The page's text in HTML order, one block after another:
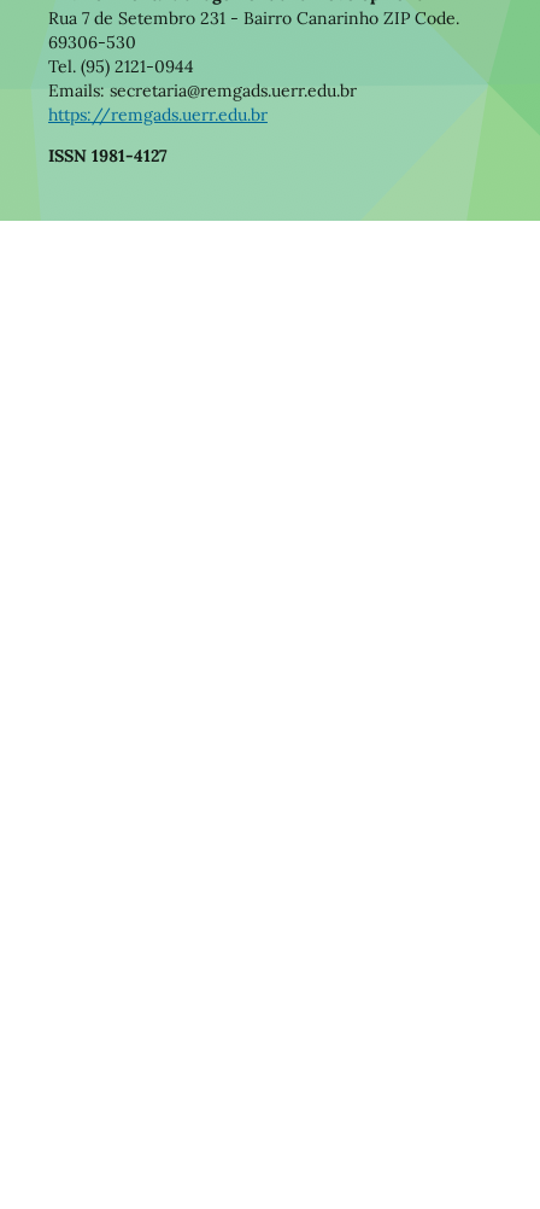
Rua 7 de Setembro 231 - Bairro Canarinho ZIP Code.
69306-530
Tel. (95) 2121-0944
Emails: secretaria@remgads.uerr.edu.br
https://remgads.uerr.edu.br
ISSN 1981-4127